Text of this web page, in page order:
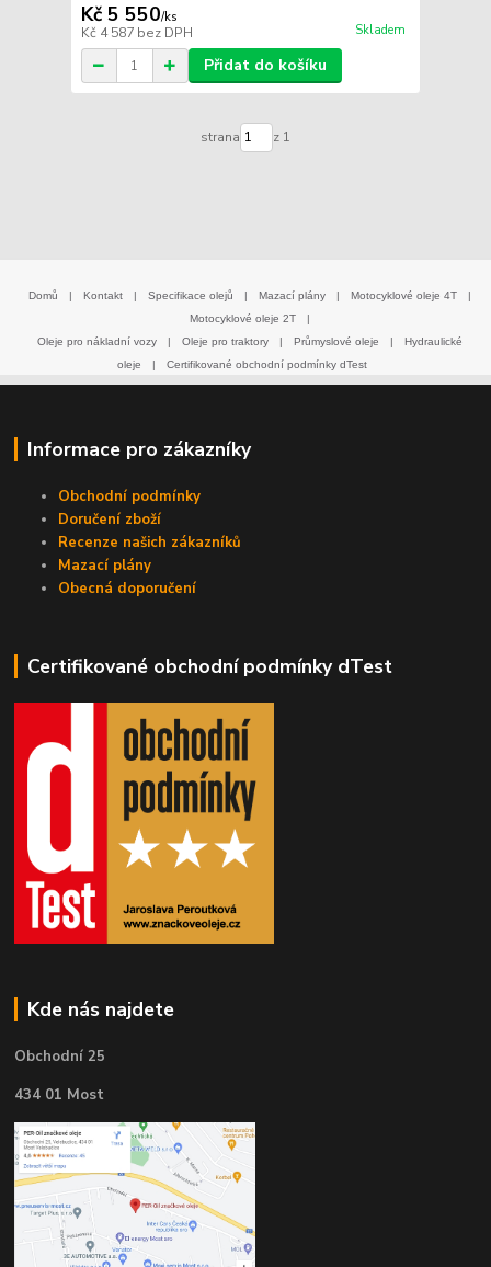
Kč 5 550/ks
Kč 4 587 bez DPH Skladem
Přidat do košíku
strana z 1
Domů | Kontakt | Specifikace olejů | Mazací plány | Motocyklové oleje 4T
|
Motocyklové oleje 2T
|
Oleje pro nákladní vozy
| Oleje pro traktory | Průmyslové oleje |
Hydraulické
oleje
| Certifikované obchodní podmínky dTest
Informace pro zákazníky
Obchodní podmínky
Doručení zboží
Recenze našich zákazníků
Mazací plány
Obecná doporučení
Certifikované obchodní podmínky dTest
Kde nás najdete
Obchodní 25
434 01 Most